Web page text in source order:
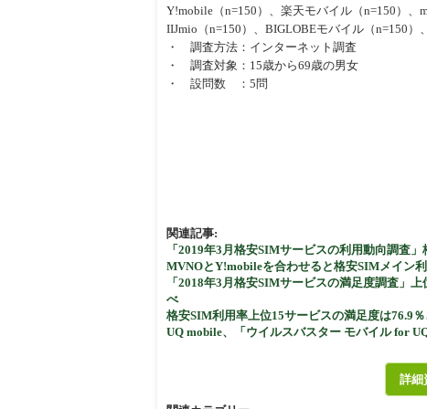
Y!mobile（n=150）、楽天モバイル（n=150）、
IIJmio（n=150）、BIGLOBEモバイル（n=150）
・ 調査方法：インターネット調査
・ 調査対象：15歳から69歳の男女
・ 設問数 ：5問
関連記事:
「2019年3月格安SIMサービスの利用動向調査
MVNOとY!mobileを合わせると格安SIMメイン
「2018年3月格安SIMサービスの満足度調査」
べ
格安SIM利用率上位15サービスの満足度は
UQ mobile、「ウイルスバスター モバイル for
詳細